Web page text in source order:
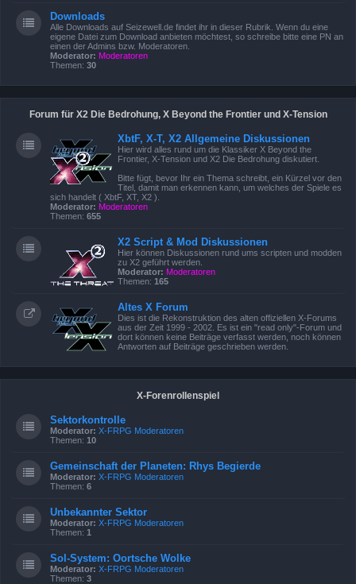
Downloads
Alle Downloads auf Seizewell.de findet ihr in dieser Rubrik. Wenn du eine
eigene Datei zum Download anbieten möchtest, so schreibe bitte eine PN an
einen der Admins bzw. Moderatoren.
Moderator: Moderatoren
Themen: 30
Forum für X2 Die Bedrohung, X Beyond the Frontier und X-Tension
XbtF, X-T, X2 Allgemeine Diskussionen
Hier wird alles rund um die Klassiker X Beyond the
Frontier, X-Tension und X2 Die Bedrohung diskutiert.
Bitte fügt, bevor Ihr ein Thema schreibt, ein Kürzel vor den
Titel, damit man erkennen kann, um welches der Spiele es
sich handelt ( XbtF, XT, X2 ).
Moderator: Moderatoren
Themen: 655
X2 Script & Mod Diskussionen
Hier können Diskussionen rund ums scripten und modden
zu X2 geführt werden.
Moderator: Moderatoren
Themen: 165
Altes X Forum
Dies ist die Rekonstruktion des alten offiziellen X-Forums
aus der Zeit 1999 - 2002. Es ist ein "read only"-Forum und
dort können keine Beiträge verfasst werden, noch können
Antworten auf Beiträge geschrieben werden.
X-Forenrollenspiel
Sektorkontrolle
Moderator: X-FRPG Moderatoren
Themen: 10
Gemeinschaft der Planeten: Rhys Begierde
Moderator: X-FRPG Moderatoren
Themen: 6
Unbekannter Sektor
Moderator: X-FRPG Moderatoren
Themen: 1
Sol-System: Oortsche Wolke
Moderator: X-FRPG Moderatoren
Themen: 3